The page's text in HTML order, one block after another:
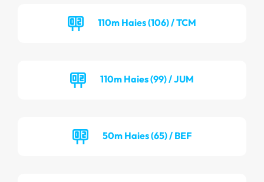
110m Haies (106) / TCM
110m Haies (99) / JUM
50m Haies (65) / BEF